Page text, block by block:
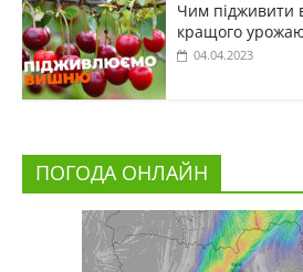
Чим
кращого
04.04.2023
ПОГОДА ОНЛАЙН